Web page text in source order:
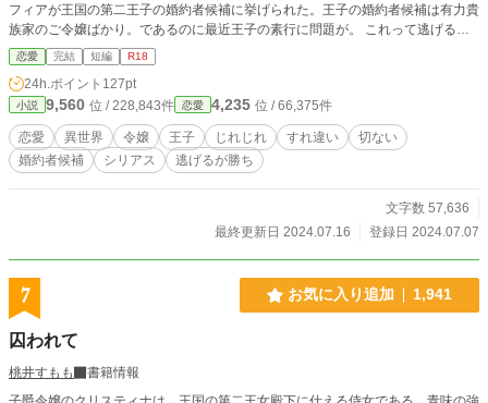
フィアが王国の第二王子の婚約者候補に挙げられた。王子の婚約者候補は有力貴
族家のご令嬢ばかり。であるのに最近王子の素行に問題が。 これって逃げる一
択よね。ソフィアは逃げを選択した。 ❇相変わらずの100%妄想の産物です。史
実とは異なっております。 ❇妄想遠泳の果てに波打ち際に打ち上げられた妄想
スイマーによる寝物語です。 疲れたお心とお身体を妄想で癒やして頂けますと
泳ぎ甲斐があります。 ❇座右の銘は「知らないことは書けない」「嘘をつくな
ら最後まで」。 ❇例の如く、鬼の誤字脱字を修復すべく激しい微修正が入りま
す。 「間を置いて二度美味しい」とご笑覧下さい。
恋愛 完結 短編 R18
24h.ポイント 127pt
小説 9,560 位 / 228,843件 恋愛 4,235 位 / 66,375件
恋愛 異世界 令嬢 王子 じれじれ すれ違い
切ない
婚約者候補
シリアス 逃げるが勝ち
文字数 57,636
最終更新日 2024.07.16
登録日 2024.07.07
7 お気に入り追加 1,941
囚われて
桃井すもも
書籍情報